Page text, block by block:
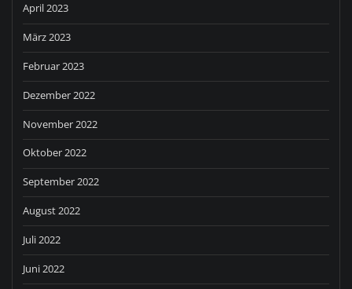
April 2023
März 2023
Februar 2023
Dezember 2022
November 2022
Oktober 2022
September 2022
August 2022
Juli 2022
Juni 2022